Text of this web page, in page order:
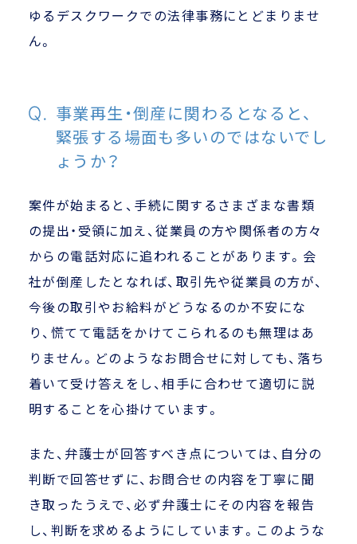
ゆるデスクワークでの法律事務にとどまりませ
ん。
事業再生・倒産に関わるとなると、
緊張する場面も多いのではないでし
ょうか？
案件が始まると、手続に関するさまざまな書類
の提出・受領に加え、従業員の方や関係者の方々
からの電話対応に追われることがあります。会
社が倒産したとなれば、取引先や従業員の方が、
今後の取引やお給料がどうなるのか不安にな
り、慌てて電話をかけてこられるのも無理はあ
りません。どのようなお問合せに対しても、落ち
着いて受け答えをし、相手に合わせて適切に説
明することを心掛けています。
また、弁護士が回答すべき点については、自分の
判断で回答せずに、お問合せの内容を丁寧に聞
き取ったうえで、必ず弁護士にその内容を報告
し、判断を求めるようにしています。このような